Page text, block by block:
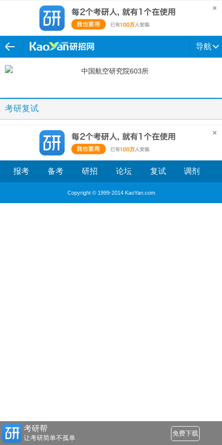
导航
考研复试
报考 备考 研招 论坛 复试 调剂
Copyright © 1999-2014 KaoYan.com
考研帮
让考研简单不孤单
免费下载